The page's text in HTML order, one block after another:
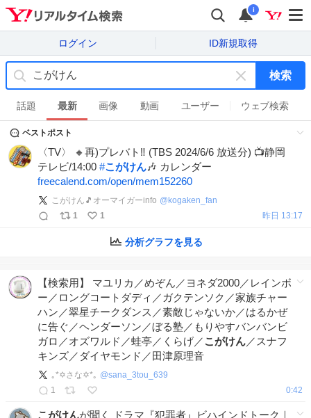
i
ログイン ID新規取得
キ
ー
ワ
ド
検索
話題 最新 画像 動画 ユーザー ウェブ検索
ベストポスト
〈TV〉 🔸再)プレバト‼︎ (TBS 2024/6/6 放送分) 📺静岡
テレビ/14:00 #こがけん🎶 カレンダー
freecalend.com/open/mem152260
こがけん🎵オーマイガーinfo @ kogaken_fan
1
1 昨日 13:17
分析グラフを見る
【検索用】 マユリカ／めぞん／ヨネダ2000／レインボ
ー／ロングコートダディ／ガクテンソク／家族チャー
ハン／翠星チークダンス／素敵じゃないか／はるかぜ
に告ぐ／ヘンダーソン／ぼる塾／もりやすバンバンビ
ガロ／オズワルド／蛙亭／くらげ／こがけん／スナフ
キンズ／ダイヤモンド／田津原理音
｡*✡さな✡*｡ @sana_3tou_639
1
0:42
こがけんが聞く ドラマ『犯罪者』ビハインドトーク｜